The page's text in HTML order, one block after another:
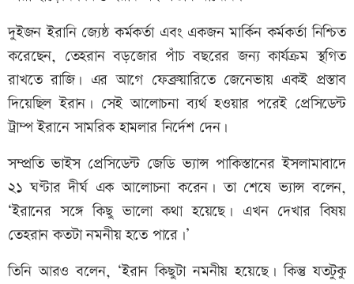
দুইজন ইরানি জ্যেষ্ঠ কর্মকর্তা এবং একজন মার্কিন কর্মকর্তা নিশ্চিত
করেছেন, তেহরান বড়জোর পাঁচ বছরের জন্য কার্যক্রম স্থগিত
রাখতে রাজি। এর আগে ফেব্রুয়ারিতে জেনেভায় একই প্রস্তাব
দিয়েছিল ইরান। সেই আলোচনা ব্যর্থ হওয়ার পরেই প্রেসিডেন্ট
ট্রাম্প ইরানে সামরিক হামলার নির্দেশ দেন।
সম্প্রতি ভাইস প্রেসিডেন্ট জেডি ভ্যান্স পাকিস্তানের ইসলামাবাদে
২১ ঘণ্টার দীর্ঘ এক আলোচনা করেন। তা শেষে ভ্যান্স বলেন,
‘ইরানের সঙ্গে কিছু ভালো কথা হয়েছে। এখন দেখার বিষয়
তেহরান কতটা নমনীয় হতে পারে।’
তিনি আরও বলেন, ‘ইরান কিছুটা নমনীয় হয়েছে। কিন্তু যতটুকু